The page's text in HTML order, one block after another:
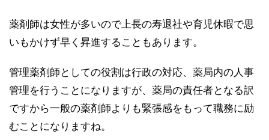
薬剤師は女性が多いので上長の寿退社や育児休暇で思
いもかけず早く昇進することもあります。
管理薬剤師としての役割は行政の対応、薬局内の人事
管理を行うことになりますが、薬局の責任者となる訳
ですから一般の薬剤師よりも緊張感をもって職務に励
むことになりますね。